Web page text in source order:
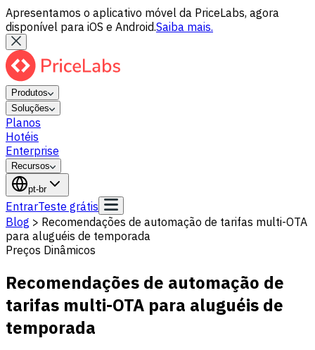
Apresentamos o aplicativo móvel da PriceLabs, agora
disponível para iOS e Android.Saiba mais.
Produtos
Soluções
Planos
Hotéis
Enterprise
Recursos
pt-br
EntrarTeste grátis
Blog > Recomendações de automação de tarifas multi-OTA
para aluguéis de temporada
Preços Dinâmicos
Recomendações de automação de
tarifas multi-OTA para aluguéis de
temporada